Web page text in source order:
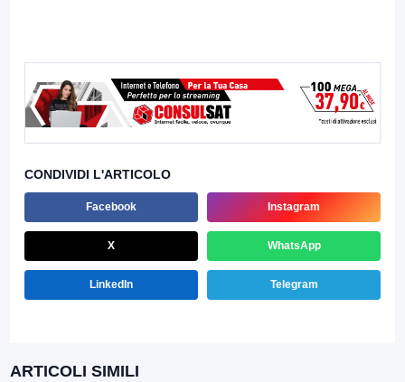
CONDIVIDI L'ARTICOLO
Facebook Instagram
X WhatsApp
LinkedIn Telegram
ARTICOLI SIMILI